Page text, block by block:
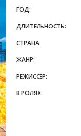
ГОД:
ДЛИТЕЛЬНОСТЬ:
СТРАНА:
ЖАНР:
РЕЖИССЕР:
В РОЛЯХ: